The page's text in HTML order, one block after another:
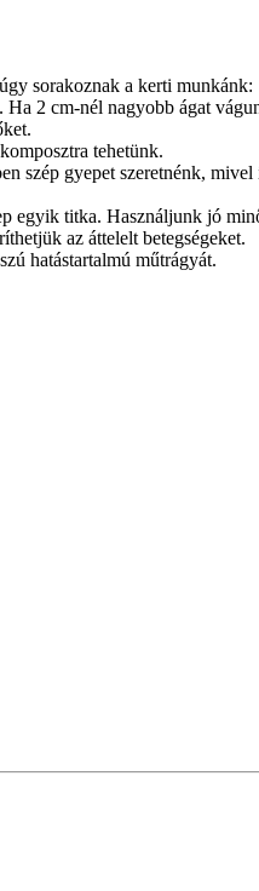
sorakoznak a kerti munkánk:
2 cm-nél nagyobb ágat
tehetünk.
gyepet szeretnénk,
titka. Használjunk jó
az áttelelt betegségeket.
hatástartalmú műtrágyát.